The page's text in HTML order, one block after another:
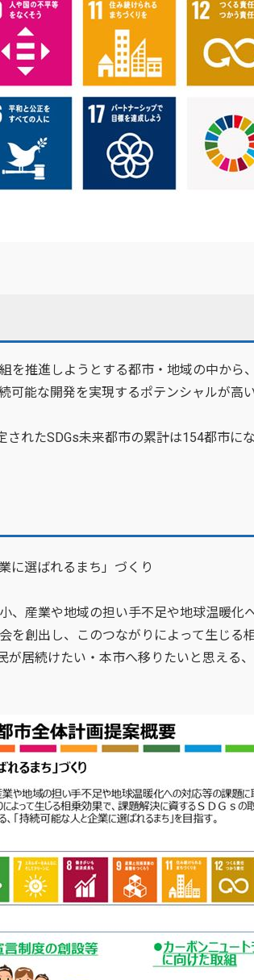
を推進しようとする都市・地域の中から
可能な開発を実現するポテンシャルが高
れたSDGs未来都市の累計は154都市に
に選ばれるまち」づくり
産業や地域の担い手不足や地球温暖化
を創出し、このつながりによって生じる
居続けたい・本市へ移りたいと思える